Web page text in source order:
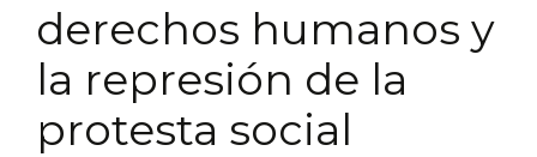
derechos humanos y
la represión de la
protesta social